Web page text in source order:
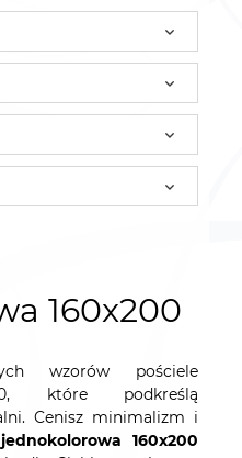
160x200
wzorów pościele
które podkreślą
Cenisz minimalizm i
160x200